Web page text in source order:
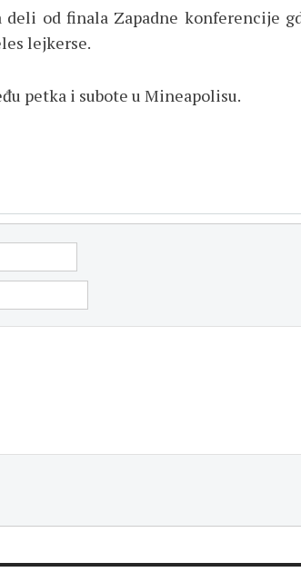
deli od finala Zapadne konferencije
lejkerse.
petka i subote u Mineapolisu.